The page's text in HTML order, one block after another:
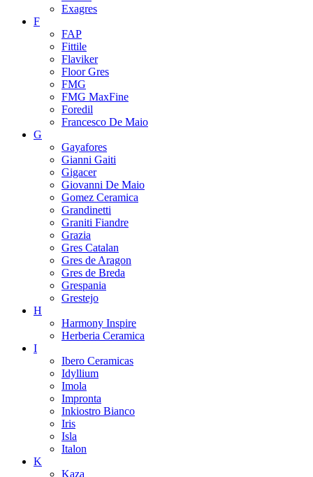
Exagres
F
FAP
Fittile
Flaviker
Floor Gres
FMG
FMG MaxFine
Foredil
Francesco De Maio
G
Gayafores
Gianni Gaiti
Gigacer
Giovanni De Maio
Gomez Ceramica
Grandinetti
Graniti Fiandre
Grazia
Gres Catalan
Gres de Aragon
Gres de Breda
Grespania
Grestejo
H
Harmony Inspire
Herberia Ceramica
I
Ibero Ceramicas
Idyllium
Imola
Impronta
Inkiostro Bianco
Iris
Isla
Italon
K
Kaza